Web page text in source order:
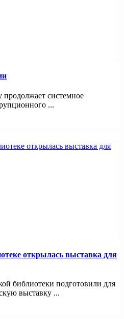
продолжает системное
...
открылась выставка для
библиотеки подготовили для
выставку ...